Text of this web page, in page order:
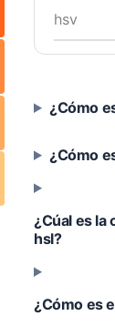
hsv
¿Cómo
¿Cómo
¿Cúal es la
hsl?
¿Cómo es